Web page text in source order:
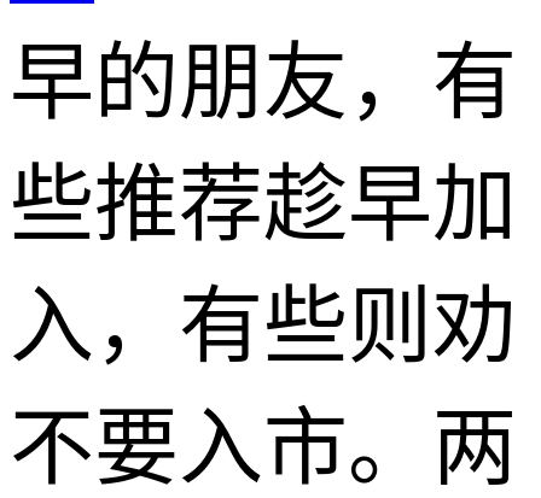
早的朋友，有
些推荐趁早加
入，有些则劝
不要入市。两